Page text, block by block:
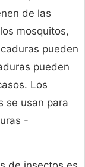
de las
mosquitos,
pueden
pueden
Los
se usan para
-